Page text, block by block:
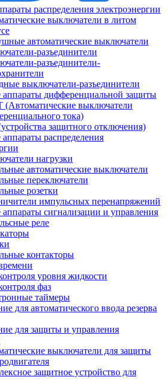
распределения электроэнергии
выключатели в литом
автоматические выключатели
разъединители
разъединители-
выключатели-разъединители
дифференциальной защиты
выключатели
тока)
защитного отключения)
распределения
нагрузки
автоматические выключатели
переключатели
розетки
импульсных перенапряжений
сигнализации и управления
реле
контакторы
уровня жидкости
фаз
таймеры
для автоматического ввода резерва
для защиты и управления
выключатели для защиты
защитное устройство для